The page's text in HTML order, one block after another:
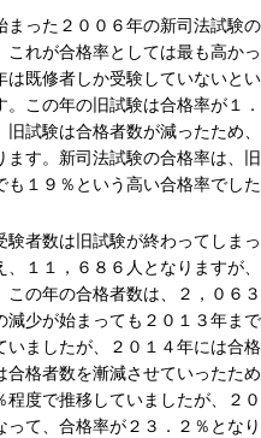
まった２００６年の新司法試験
これが合格率としては最も高か
は既修者しか受験していないと
。この年の旧試験は合格率が１
旧試験は合格者数が減ったため
ます。新司法試験の合格率は、
も１９％という高い合格率でした
験者数は旧試験が終わってしま
、１１，６８６人となりますが
この年の合格者数は、２，０６
減少が始まっても２０１３年ま
いましたが、２０１４年には合
合格者数を漸減させていったた
程度で推移していましたが、２
って、合格率が２３．２％とな